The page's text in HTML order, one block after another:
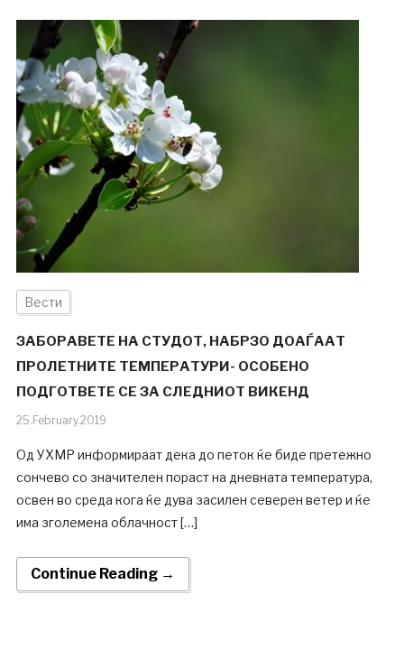
Вести
ЗАБОРАВЕТЕ НА СТУДОТ, НАБРЗО ДОАЃААТ
ПРОЛЕТНИТЕ ТЕМПЕРАТУРИ- ОСОБЕНО
ПОДГОТВЕТЕ СЕ ЗА СЛЕДНИОТ ВИКЕНД
25.February.2019
Од УХМР информираат дека до петок ќе биде претежно
сончево со значителен пораст на дневната температура,
освен во среда кога ќе дува засилен северен ветер и ќе
има зголемена облачност […]
Continue Reading →